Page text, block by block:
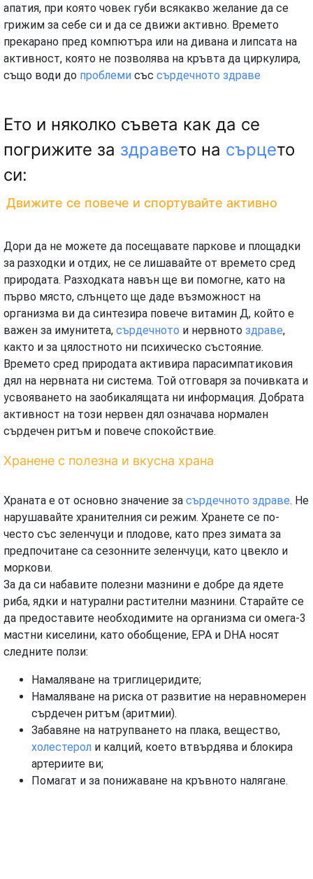
апатия, при която човек губи всякакво желание да се
грижим за себе си и да се движи активно. Времето
прекарано пред компютъра или на дивана и липсата на
активност, която не позволява на кръвта да циркулира,
също води до проблеми със сърдечното здраве
Ето и няколко съвета как да се
погрижите за здравето на сърцето
си:
Движите се повече и спортувайте активно
Дори да не можете да посещавате паркове и площадки
за разходки и отдих, не се лишавайте от времето сред
природата. Разходката навън ще ви помогне, като на
първо място, слънцето ще даде възможност на
организма ви да синтезира повече витамин Д, който е
важен за имунитета, сърдечното и нервното здраве,
както и за цялостното ни психическо състояние.
Времето сред природата активира парасимпатиковия
дял на нервната ни система. Той отговаря за почивката и
усвояването на заобикалящата ни информация. Добрата
активност на този нервен дял означава нормален
сърдечен ритъм и повече спокойствие.
Хранене с полезна и вкусна храна
Храната е от основно значение за сърдечното здраве. Не
нарушавайте хранителния си режим. Хранете се по-
често със зеленчуци и плодове, като през зимата за
предпочитане са сезонните зеленчуци, като цвекло и
моркови.
За да си набавите полезни мазнини е добре да ядете
риба, ядки и натурални растителни мазнини. Старайте се
да предоставите необходимите на организма си омега-3
мастни киселини, като обобщение, EPA и DHA носят
следните ползи:
Намаляване на триглицеридите;
Намаляване на риска от развитие на неравномерен
сърдечен ритъм (аритмии).
Забавяне на натрупването на плака, вещество,
холестерол и калций, което втвърдява и блокира
артериите ви;
Помагат и за понижаване на кръвното налягане.